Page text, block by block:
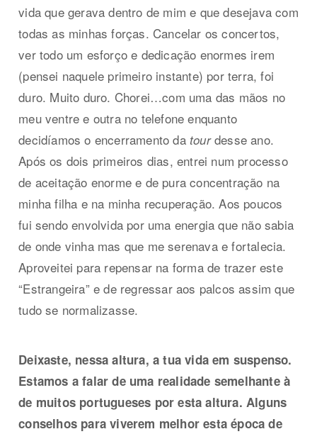
vida que gerava dentro de mim e que desejava com
todas as minhas forças. Cancelar os concertos,
ver todo um esforço e dedicação enormes irem
(pensei naquele primeiro instante) por terra, foi
duro. Muito duro. Chorei…com uma das mãos no
meu ventre e outra no telefone enquanto
decidíamos o encerramento da tourdesse ano.
Após os dois primeiros dias, entrei num processo
de aceitação enorme e de pura concentração na
minha filha e na minha recuperação. Aos poucos
fui sendo envolvida por uma energia que não sabia
de onde vinha mas que me serenava e fortalecia.
Aproveitei para repensar na forma de trazer este
“Estrangeira” e de regressar aos palcos assim que
tudo se normalizasse.
Deixaste, nessa altura, a tua vida em suspenso.
Estamos a falar de uma realidade semelhante à
de muitos portugueses por esta altura. Alguns
conselhos para viverem melhor esta época de